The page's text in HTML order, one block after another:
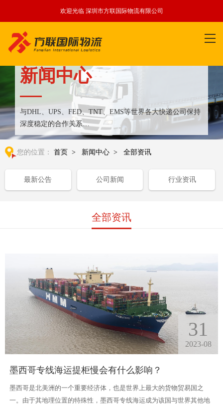
欢迎光临 深圳市方联国际物流有限公司
新闻中心
与DHL、UPS、FED、TNT、EMS等世界各大快递公司保持
深度稳定的合作关系
整合全球优质物流运输资源,满足国内外客户更多个性化需求
您的位置： 首页 > 新闻中心 > 全部资讯
最新公告 公司新闻 行业资讯
全部资讯
31
2023-08
墨西哥专线海运提柜慢会有什么影响？
墨西哥是北美洲的一个重要经济体，也是世界上最大的货物贸易国之
一。由于其地理位置的特殊性，墨西哥专线海运成为该国与世界其他地